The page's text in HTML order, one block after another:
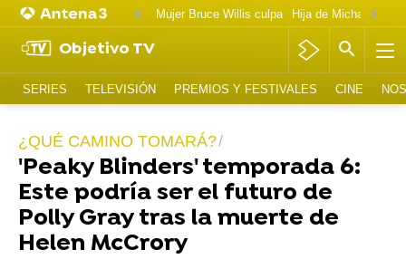
Mujer Bruce Willis culpa
Objetivo TV
SERIES TELEVISIÓN PREMIOS Y FESTIVALES CINE
¿QUÉ CAMINO TOMARÁ?
'Peaky Blinders' temporada 6:
Este podría ser el futuro de
Polly Gray tras la muerte de
Helen McCrory